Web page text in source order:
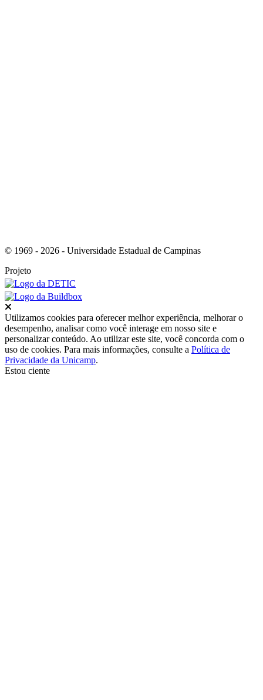
© 1969 - 2026 - Universidade Estadual de Campinas
Projeto
Utilizamos cookies para oferecer melhor experiência, melhorar o
desempenho, analisar como você interage em nosso site e
personalizar conteúdo. Ao utilizar este site, você concorda com o
uso de cookies. Para mais informações, consulte a Política de
Privacidade da Unicamp.
Estou ciente